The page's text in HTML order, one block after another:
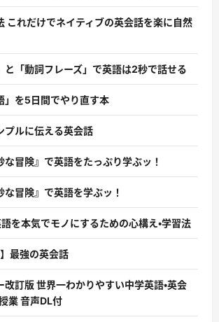
これだけでネイティブの英会話を楽に自然
と「動詞フレーズ」で英語は2秒で話せる
」を5日間でやり直す本
プルに伝える英会話
な冒険』で英語をたっぷり学ぶッ！
な冒険』で英語を学ぶッ！
を本気でモノにするための心構え・学習法
最強の英会話
改訂版 世界一わかりやすい中学英語・英会
業 音声DL付